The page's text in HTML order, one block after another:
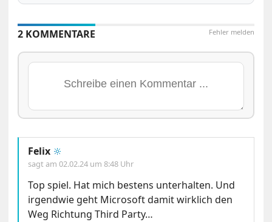
Fehler melden
2 KOMMENTARE
Felix 🔆
sagt am02.02.24 um 8:48 Uhr
Top spiel. Hat mich bestens unterhalten. Und
irgendwie geht Microsoft damit wirklich den
Weg Richtung Third Party…